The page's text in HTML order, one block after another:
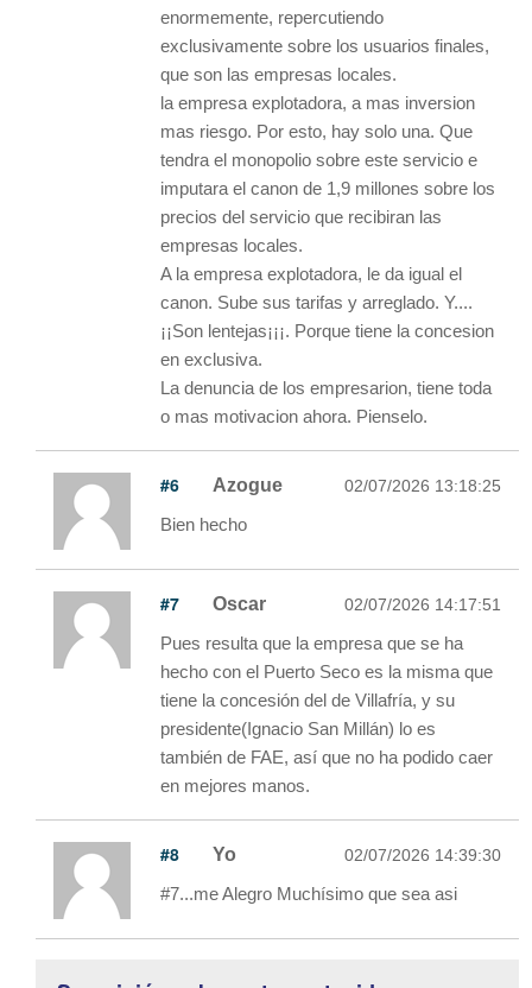
enormemente, repercutiendo
exclusivamente sobre los usuarios finales,
que son las empresas locales.
la empresa explotadora, a mas inversion
mas riesgo. Por esto, hay solo una. Que
tendra el monopolio sobre este servicio e
imputara el canon de 1,9 millones sobre los
precios del servicio que recibiran las
empresas locales.
A la empresa explotadora, le da igual el
canon. Sube sus tarifas y arreglado. Y....
¡¡Son lentejas¡¡¡. Porque tiene la concesion
en exclusiva.
La denuncia de los empresarion, tiene toda
o mas motivacion ahora. Pienselo.
#6 Azogue 02/07/2026 13:18:25
Bien hecho
#7 Oscar 02/07/2026 14:17:51
Pues resulta que la empresa que se ha
hecho con el Puerto Seco es la misma que
tiene la concesión del de Villafría, y su
presidente(Ignacio San Millán) lo es
también de FAE, así que no ha podido caer
en mejores manos.
#8 Yo 02/07/2026 14:39:30
#7...me Alegro Muchísimo que sea asi